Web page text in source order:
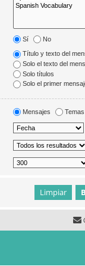
Sí No
Título y texto del
Solo el texto del
Solo títulos
Solo el primer
Mensajes Temas